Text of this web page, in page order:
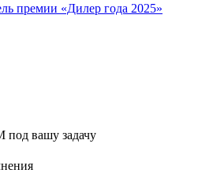
премии «Дилер года 2025»
вашу задачу